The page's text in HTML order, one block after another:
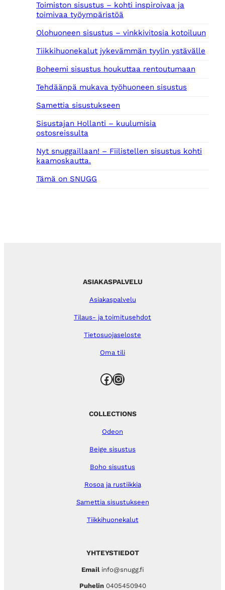
Toimiston sisustus – kohti inspiroivaa ja
toimivaa työympäristöä
Olohuoneen sisustus – vinkkivitosia kotoiluun
Tiikkihuonekalut jykevämmän tyylin ystävälle
Boheemi sisustus houkuttaa rentoutumaan
Tehdäänpä mukava työhuoneen sisustus
Samettia sisustukseen
Sisustajan Hollanti – kuulumisia
ostosreissulta
Nyt snuggaillaan! – Fiilistellen sisustus kohti
kaamoskautta.
Tämä on SNUGG
ASIAKASPALVELU
Asiakaspalvelu
Tilaus- ja toimitusehdot
Tietosuojaseloste
Oma tili
Facebook Instagram
YHTEYSTIEDOT
Emailinfo@snugg.fi
Puhelin 0405450940
COLLECTIONS
Odeon
Beige sisustus
Boho sisustus
Rosoa ja rustiikkia
Samettia sisustukseen
Tiikkihuonekalut